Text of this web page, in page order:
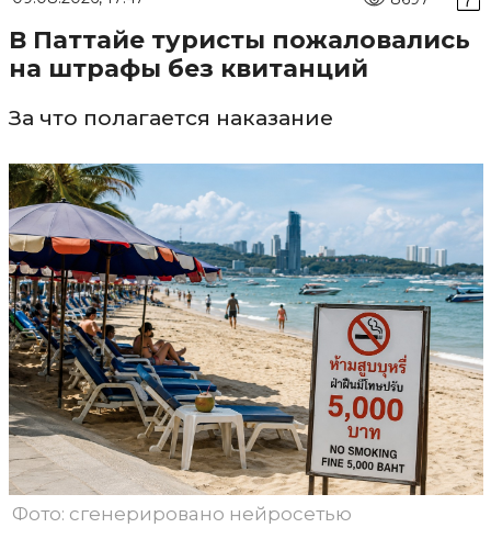
В Паттайе туристы пожаловались
на штрафы без квитанций
За что полагается наказание
Фото: сгенерировано нейросетью